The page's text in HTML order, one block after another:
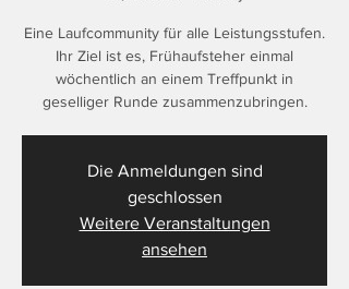
Eine Laufcommunity für alle Leistungsstufen.
Ihr Ziel ist es, Frühaufsteher einmal
wöchentlich an einem Treffpunkt in
geselliger Runde zusammenzubringen.
Die Anmeldungen sind
geschlossen
Weitere Veranstaltungen
ansehen